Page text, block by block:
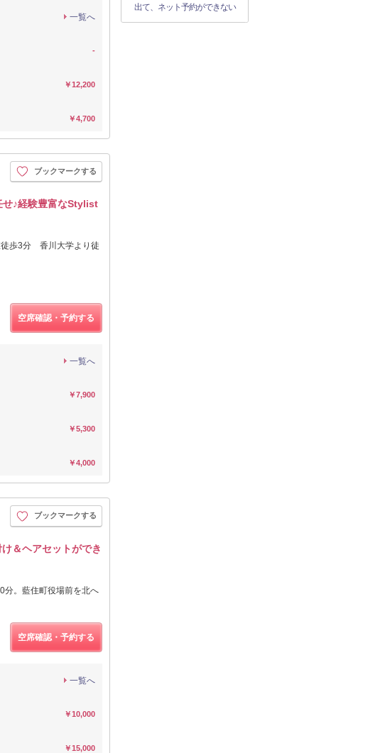
一覧へ
-
￥12,200
￥4,700
ブックマークする
せ♪経験豊富なStylist
徒歩3分 香川大学より徒
空席確認・予約する
一覧へ
￥7,900
￥5,300
￥4,000
ブックマークする
＆ヘアセットができ
分。藍住町役場前を北へ
空席確認・予約する
一覧へ
￥10,000
￥15,000
出て、ネット予約ができない